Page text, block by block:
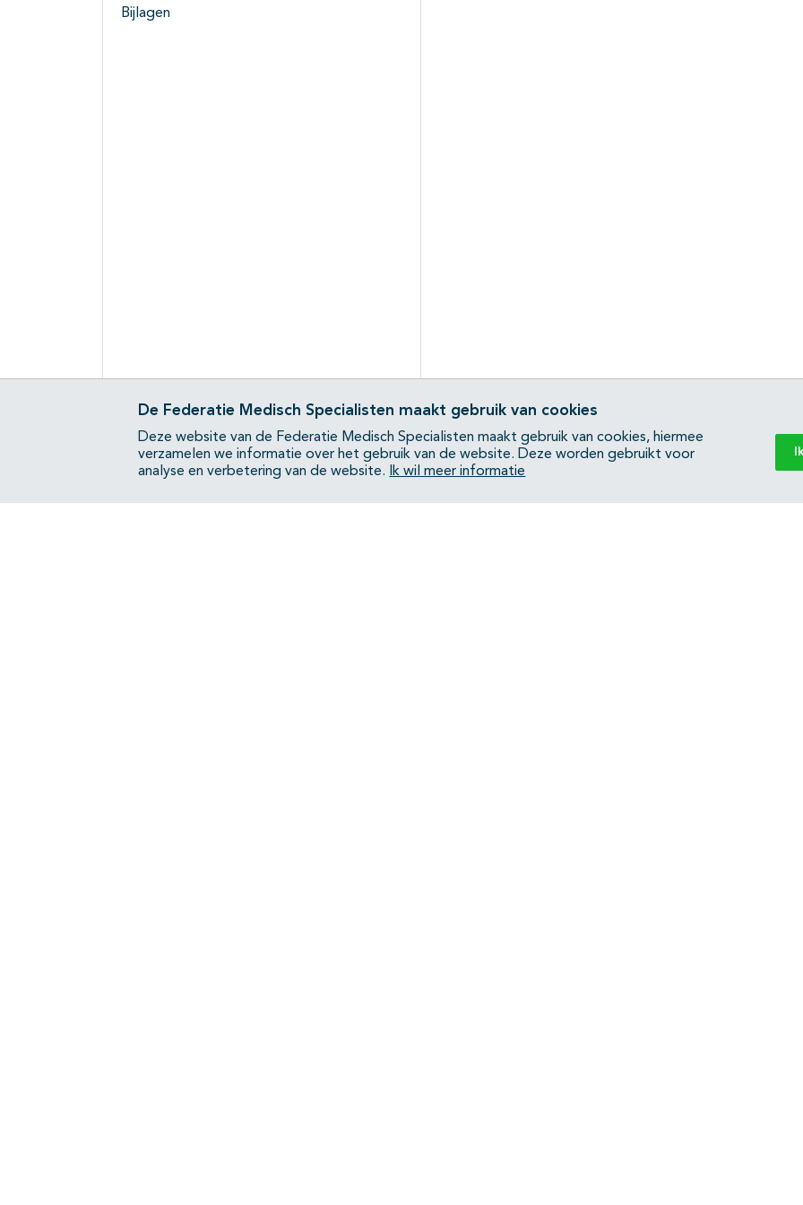
Bijlagen
De Federatie Medisch Specialisten maakt gebruik van cookies
Deze website van de Federatie Medisch Specialisten maakt gebruik van cookies, hiermee
verzamelen we informatie over het gebruik van de website. Deze worden gebruikt voor
analyse en verbetering van de website.
Ik wil meer informatie